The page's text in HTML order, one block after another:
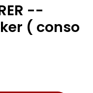
--
( conso